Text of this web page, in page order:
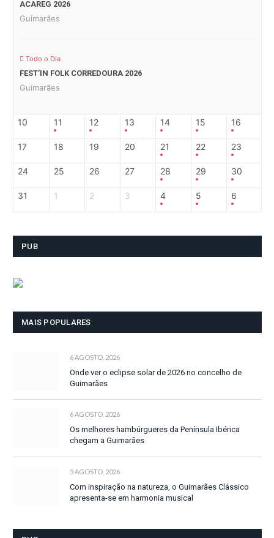
ACAREG 2026
Guimarães
Todo o Dia
FEST’IN FOLK CORREDOURA 2026
Guimarães
10 11 12 13 14 15 16
17 18 19 20 21 22 23
24 25 26 27 28 29 30
31 1 2 3 4 5 6
PUB
MAIS POPULARES
6 AGOSTO, 2026
Onde ver o eclipse solar de 2026 no concelho de
Guimarães
6 AGOSTO, 2026
Os melhores hambúrgueres da Península Ibérica
chegam a Guimarães
5 AGOSTO, 2026
Com inspiração na natureza, o Guimarães Clássico
apresenta-se em harmonia musical